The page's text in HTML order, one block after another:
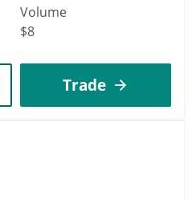
Volume
$8
Trade